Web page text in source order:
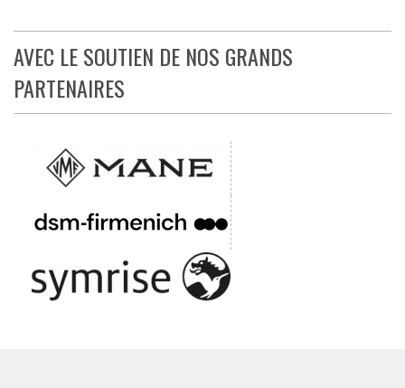
AVEC LE SOUTIEN DE NOS GRANDS
PARTENAIRES